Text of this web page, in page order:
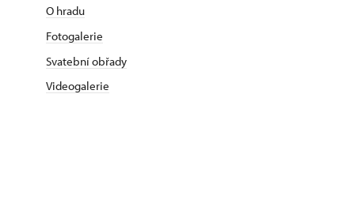
O hradu
Fotogalerie
Svatební obřady
Videogalerie